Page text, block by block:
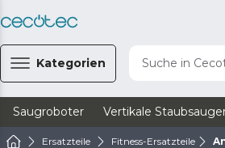
Kategorien Suche in
Saugroboter Vertikale
Ersatzteile Fitness-Ersatzteile